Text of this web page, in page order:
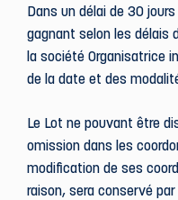
Dans un délai de 30
gagnant selon les délais
la société Organisatrice
de la date et des
Le Lot ne pouvant être
omission dans les
modification de ses
raison, sera conservé